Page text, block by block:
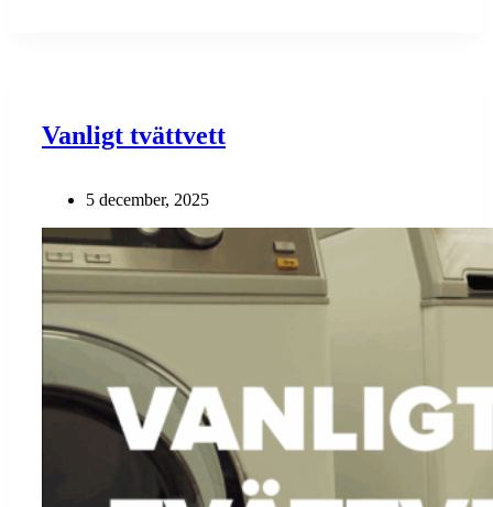
Vanligt tvättvett
5 december, 2025